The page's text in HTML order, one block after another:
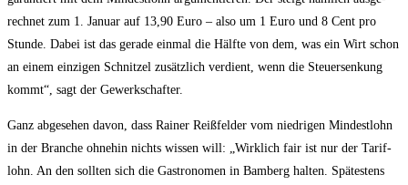
rech­net zum 1. Janu­ar auf 13,90 Euro – also um 1 Euro und 8 Cent pro
Stun­de. Dabei ist das gera­de ein­mal die Hälf­te von dem, was ein Wirt schon
an einem ein­zi­gen Schnit­zel zusätz­lich ver­dient, wenn die Steu­er­sen­kung
kommt“, sagt der Gewerkschafter.
Ganz abge­se­hen davon, dass Rai­ner Reiß­fel­der vom nied­ri­gen Min­dest­lohn
in der Bran­che ohne­hin nichts wis­sen will: „Wirk­lich fair ist nur der Tarif­
lohn. An den soll­ten sich die Gas­tro­no­men in Bam­berg hal­ten. Spä­tes­tens